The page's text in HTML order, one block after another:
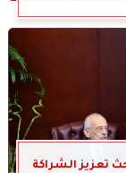
تعزيز الشراكة